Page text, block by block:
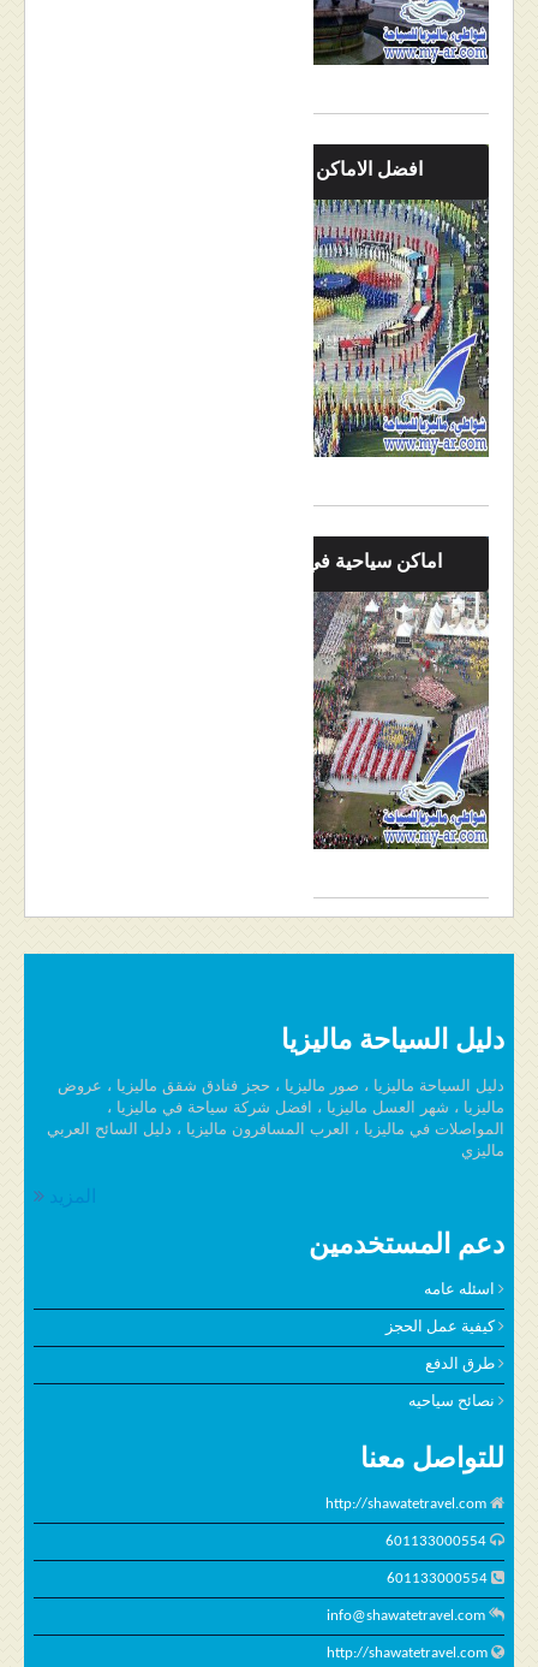
افضل الاماكن السياحية
اماكن سياحية في كوالالمبور
دليل السياحة ماليزيا
دليل السياحة ماليزيا ، صور ماليزيا ، حجز فنادق شقق ماليزيا ، عروض
ماليزيا ، شهر العسل ماليزيا ، افضل شركة سياحة في ماليزيا ،
المواصلات في ماليزيا ، العرب المسافرون ماليزيا ، دليل السائح العربي
ماليزي
المزيد
دعم المستخدمين
اسئله عامه
كيفية عمل الحجز
طرق الدفع
نصائح سياحيه
للتواصل معنا
http://shawatetravel.com
601133000554
601133000554
info@shawatetravel.com
http://shawatetravel.com